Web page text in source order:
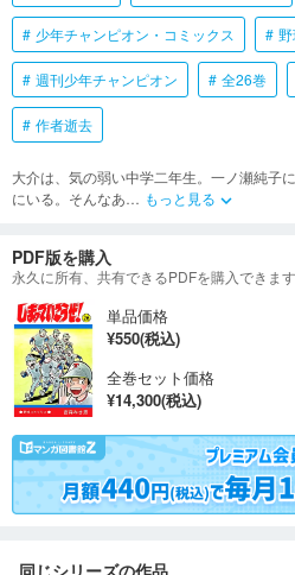
少年チャンピオン・コミックス
週刊少年チャンピオン 全26巻
作者逝去
大介は、気の弱い中学二年生。一ノ瀬純子
にいる。そんなあ… もっと見る keyboard_arrow_down
PDF版を購入
永久に所有、共有できるPDFを購入できます
単品価格
¥550(税込)
全巻セット価格
¥14,300(税込)
同じシリーズの作品